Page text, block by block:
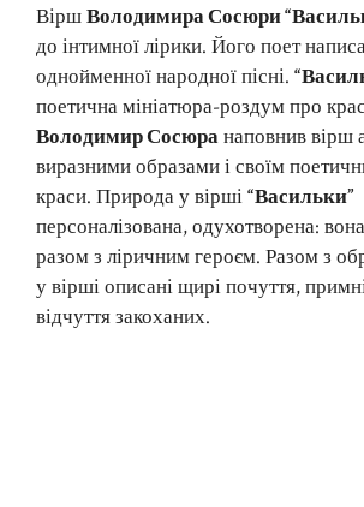
ВіршВолодимира Сосюри
до інтимної лірики. Його поет
однойменної народної пісні.
поетична мініатюра-роздум про
Володимир Сосюранаповнив вірш
виразними образами і своїм
краси. Природа у вірші“Васильки”
персоналізована, одухотворена:
разом з ліричним героєм. Разом з
у вірші описані щирі почуття,
відчуття закоханих.